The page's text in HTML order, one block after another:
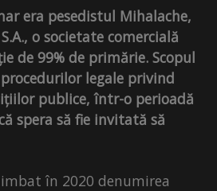
era pesedistul Mihalache,
o societate comercială
de 99% de primărie. Scopul
legale privind
publice, într-o perioadă
spera să fie invitată să
în 2020 denumirea